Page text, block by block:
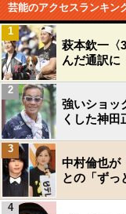
芸能のアクセスランキン
萩本欽一〈
んだ通訳に
1
強いショッ
くした神田
2
中村倫也が
との「ずっ
3
4